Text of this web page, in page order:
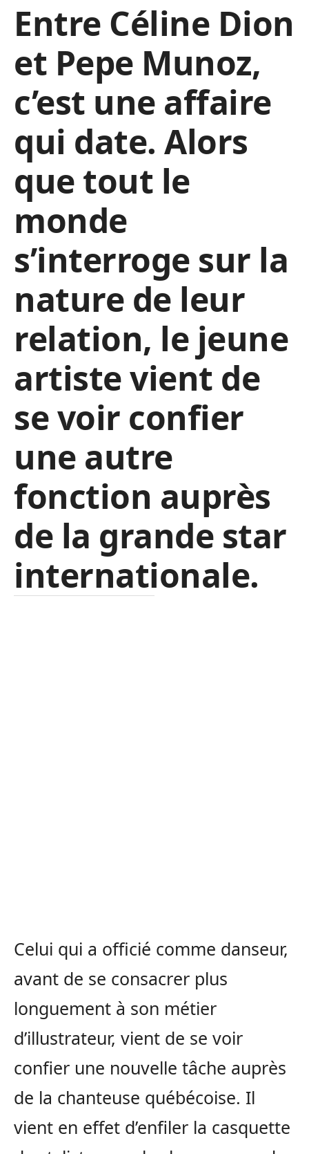
Entre Céline Dion
et Pepe Munoz,
c’est une affaire
qui date. Alors
que tout le
monde
s’interroge sur la
nature de leur
relation, le jeune
artiste vient de
se voir confier
une autre
fonction auprès
de la grande star
internationale.
Celui qui a officié comme danseur,
avant de se consacrer plus
longuement à son métier
d’illustrateur, vient de se voir
confier une nouvelle tâche auprès
de la chanteuse québécoise. Il
vient en effet d’enfiler la casquette